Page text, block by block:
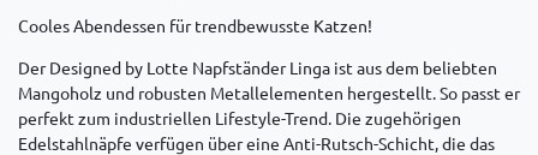
Cooles Abendessen für trendbewusste Katzen!
Der Designed by Lotte Napfständer Linga ist aus dem beliebten
Mangoholz und robusten Metallelementen hergestellt. So passt er
perfekt zum industriellen Lifestyle-Trend. Die zugehörigen
Edelstahlnäpfe verfügen über eine Anti-Rutsch-Schicht, die das